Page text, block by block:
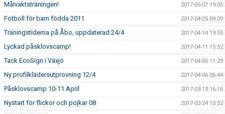
Målvaktsträningen! 2017-05-07 19:05
Fotboll för barn födda 2011 2017-04-25 09:09
Träningstiderna på Åbo, uppdaterad 24/4 2017-04-14 19:55
Lyckad påsklovscamp! 2017-04-11 15:52
Tack EcoSign i Växjö 2017-04-06 11:29
Ny profilklädersutprovning 12/4 2017-04-06 06:44
Påsklovscamp 10-11 April 2017-03-13 16:16
Nystart för flickor och pojkar 08 2017-02-24 13:52